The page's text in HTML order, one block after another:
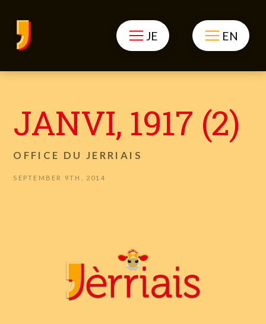
JE EN
JANVI, 1917 (2)
OFFICE DU JERRIAIS
SEPTEMBER 9TH, 2014